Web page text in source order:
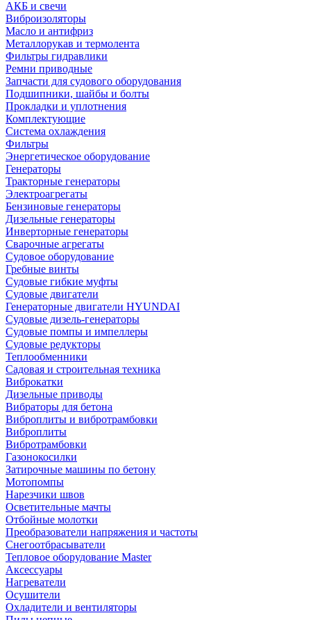
АКБ и свечи
Виброизоляторы
Масло и антифриз
Металлорукав и термолента
Фильтры гидравлики
Ремни приводные
Запчасти для судового оборудования
Подшипники, шайбы и болты
Прокладки и уплотнения
Комплектующие
Система охлаждения
Фильтры
Энергетическое оборудование
Генераторы
Тракторные генераторы
Электроагрегаты
Бензиновые генераторы
Дизельные генераторы
Инверторные генераторы
Сварочные агрегаты
Судовое оборудование
Гребные винты
Судовые гибкие муфты
Судовые двигатели
Генераторные двигатели HYUNDAI
Судовые дизель-генераторы
Судовые помпы и импеллеры
Судовые редукторы
Теплообменники
Садовая и строительная техника
Виброкатки
Дизельные приводы
Вибраторы для бетона
Виброплиты и вибротрамбовки
Виброплиты
Вибротрамбовки
Газонокосилки
Затирочные машины по бетону
Мотопомпы
Нарезчики швов
Осветительные мачты
Отбойные молотки
Преобразователи напряжения и частоты
Снегоотбрасыватели
Тепловое оборудование Master
Аксессуары
Нагреватели
Осушители
Охладители и вентиляторы